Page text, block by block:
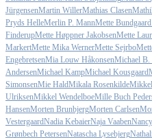
JürgensenMartin WillerMathias Clasen
Pryds HelleMerlin P. MannMette
FinderupMette Høppner JakobsenMette
MarkertMette Mika WernerMette Sejrbo
EngebretsenMia Louw HåkonsenMichael B.
AndersenMichael KampMichael Kousgaard
SimonsenMie HaldMikala Rosenkilde
UlriksenMikkel WendelboeMille Buch
HansenMorten BrunbjergMorten Carlsen
VestergaardNadia KebaierNaja Vaaben
Grønbech PetersenNatascha Lysebjerg